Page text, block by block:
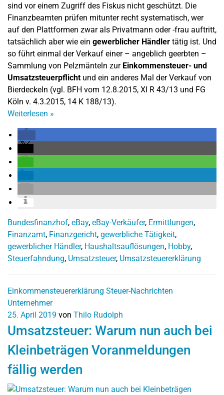
sind vor einem Zugriff des Fiskus nicht geschützt. Die
Finanzbeamten prüfen mitunter recht systematisch, wer
auf den Plattformen zwar als Privatmann oder -frau auftritt,
tatsächlich aber wie ein gewerblicher Händler tätig ist. Und
so führt einmal der Verkauf einer – angeblich geerbten –
Sammlung von Pelzmänteln zur Einkommensteuer- und
Umsatzsteuerpflichtund ein anderes Mal der Verkauf von
Bierdeckeln (vgl. BFH vom 12.8.2015, XI R 43/13 und FG
Köln v. 4.3.2015, 14 K 188/13).
Weiterlesen »
Bundesfinanzhof, eBay, eBay-Verkäufer, Ermittlungen,
Finanzamt, Finanzgericht, gewerbliche Tätigkeit,
gewerblicher Händler, Haushaltsauflösungen, Hobby,
Steuerfahndung, Umsatzsteuer, Umsatzsteuererklärung
Einkommensteuererklärung Steuer-Nachrichten
Unternehmer
25. April 2019 von Thilo Rudolph
Umsatzsteuer: Warum nun auch bei
Kleinbeträgen Voranmeldungen
fällig werden